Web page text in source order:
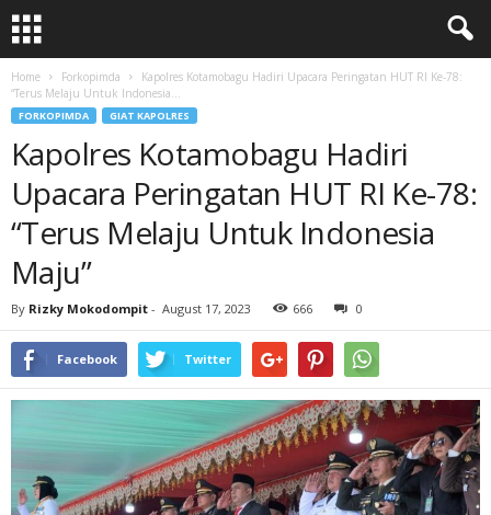
Home Forkopimda
Kapolres Kotamobagu Hadiri Upacara Peringatan HUT RI Ke-78:
“Terus Melaju Untuk Indonesia...
FORKOPIMDA GIAT KAPOLRES
Kapolres Kotamobagu Hadiri
Upacara Peringatan HUT RI Ke-78:
“Terus Melaju Untuk Indonesia
Maju”
By Rizky Mokodompit - August 17, 2023 666 0
Facebook Twitter